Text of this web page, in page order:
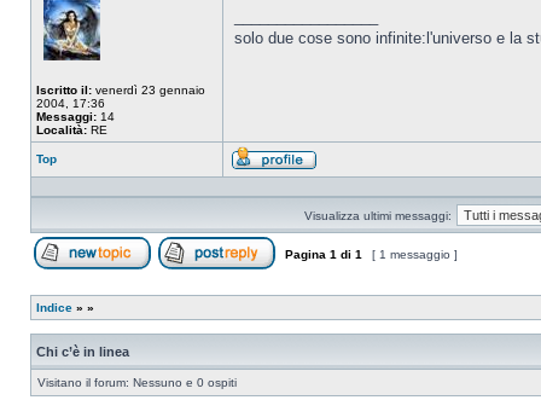
Iscritto il: venerdì 23 gennaio
2004, 17:36
Messaggi: 14
Località: RE
solo due cose sono infinite:l'universo e la
Top
Profilo
Visualizza ultimi messaggi:
Pagina 1 di 1 [ 1 messaggio ]
Indice » »
Chi c’è in linea
Visitano il forum: Nessuno e 0 ospiti